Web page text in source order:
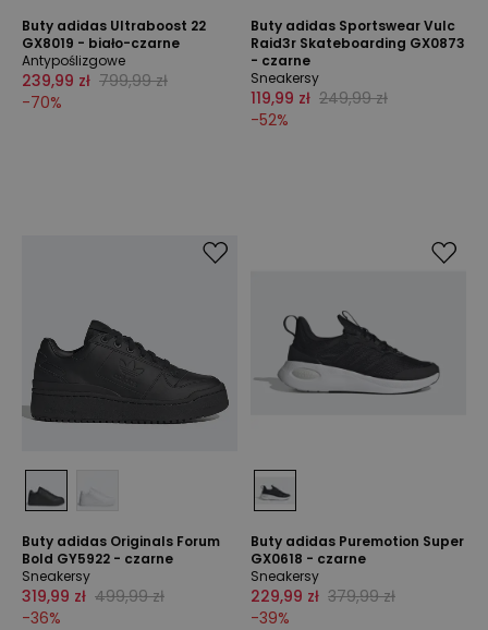
Buty adidas Ultraboost 22
GX8019 - biało-czarne
Antypoślizgowe
239,99 zł 799,99 zł
-70%
Buty adidas Sportswear Vulc
Raid3r Skateboarding GX0873
- czarne
Sneakersy
119,99 zł 249,99 zł
-52%
Buty adidas Originals Forum
Bold GY5922 - czarne
Sneakersy
319,99 zł 499,99 zł
-36%
Buty adidas Puremotion Super
GX0618 - czarne
Sneakersy
229,99 zł 379,99 zł
-39%